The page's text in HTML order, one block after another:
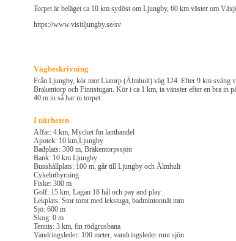
Torpet är beläget ca 10 km sydöst om Ljungby, 60 km väster om
https://www.visitljungby.se/sv
Vägbeskrivning
Från Ljungby, kör mot Liatorp (Älmhult) väg 124. Efter 9 km sväng
Bräkentorp och Finnstugan. Kör i ca 1 km, ta vänster efter en bra in
40 m in så har ni torpet.
I närheten
Affär: 4 km, Mycket fin lanthandel
Apotek: 10 km,Ljungby
Badplats: 300 m, Bräkentorpssjön
Bank: 10 km Ljungby
Busshållplats: 100 m, går till Ljungby och Älmhult
Cykeluthyrning
Fiske: 300 m
Golf: 15 km, Lagan 18 hål och pay and play
Lekplats: Stor tomt med lekstuga, badmintonnät mm
Sjö: 600 m
Skog: 0 m
Tennis: 3 km, fin rödgrusbana
Vandringsleder: 100 meter, vandringsleder runt sjön